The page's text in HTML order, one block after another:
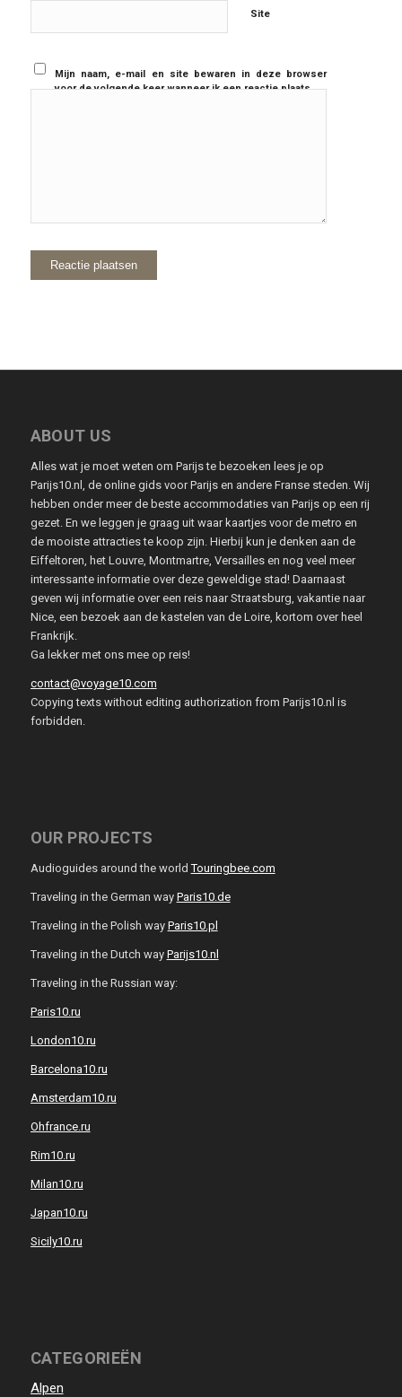
Site
Mijn naam, e-mail en site bewaren in deze browser
voor de volgende keer wanneer ik een reactie plaats.
ABOUT US
Alles wat je moet weten om Parijs te bezoeken lees je op
Parijs10.nl, de online gids voor Parijs en andere Franse steden. Wij
hebben onder meer de beste accommodaties van Parijs op een rij
gezet. En we leggen je graag uit waar kaartjes voor de metro en
de mooiste attracties te koop zijn. Hierbij kun je denken aan de
Eiffeltoren, het Louvre, Montmartre, Versailles en nog veel meer
interessante informatie over deze geweldige stad! Daarnaast
geven wij informatie over een reis naar Straatsburg, vakantie naar
Nice, een bezoek aan de kastelen van de Loire, kortom over heel
Frankrijk.
Ga lekker met ons mee op reis!
contact@voyage10.com
Copying texts without editing authorization from Parijs10.nl is
forbidden.
OUR PROJECTS
Audioguides around the worldTouringbee.com
Traveling in the German way Paris10.de
Traveling in the Polish way Paris10.pl
Traveling in the Dutch way Parijs10.nl
Traveling in the Russian way:
Paris10.ru
London10.ru
Barcelona10.ru
Amsterdam10.ru
Ohfrance.ru
Rim10.ru
Milan10.ru
Japan10.ru
Sicily10.ru
CATEGORIEËN
Alpen